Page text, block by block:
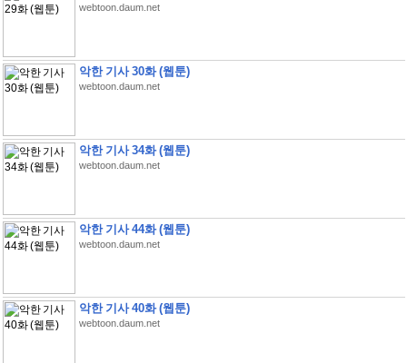
webtoon.daum.net
악한 기사 30화 (웹툰)
webtoon.daum.net
악한 기사 34화 (웹툰)
webtoon.daum.net
악한 기사 44화 (웹툰)
webtoon.daum.net
악한 기사 40화 (웹툰)
webtoon.daum.net